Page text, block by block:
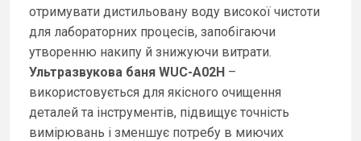
отримувати дистильовану воду високої чистоти
для лабораторних процесів, запобігаючи
утворенню накипу й знижуючи витрати.
Ультразвукова баня WUC-A02H –
використовується для якісного очищення
деталей та інструментів, підвищує точність
вимірювань і зменшує потребу в миючих